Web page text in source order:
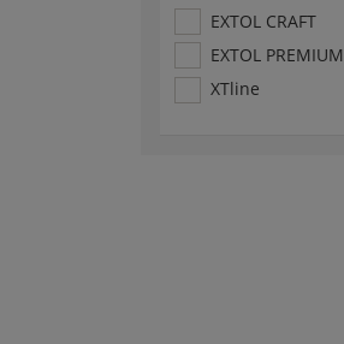
EXTOL CRAFT
EXTOL PREMIUM
XTline